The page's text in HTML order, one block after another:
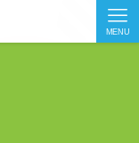
MENU